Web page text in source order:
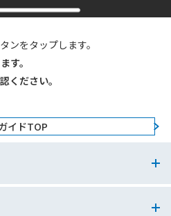
ンをタップします。
す。
ください。
イドTOP